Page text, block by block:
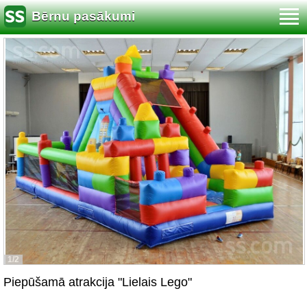
Bērnu pasākumi
1/2
Piepūšamā atrakcija "Lielais Lego"